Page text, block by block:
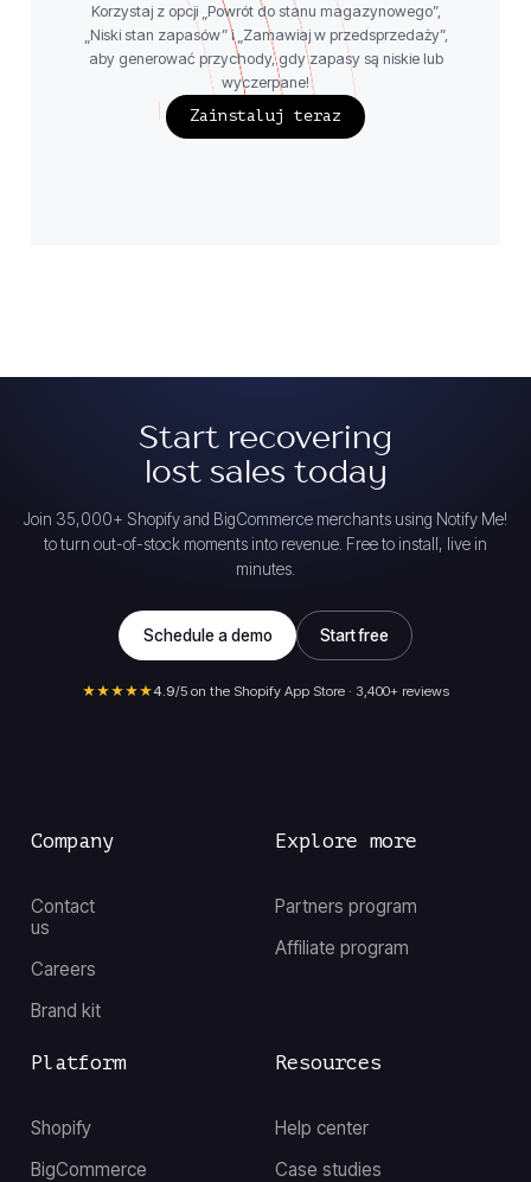
Korzystaj z opcji „Powrót do stanu magazynowego”,
„Niski stan zapasów” i „Zamawiaj w przedsprzedaży”,
aby generować przychody, gdy zapasy są niskie lub
wyczerpane!
Zainstaluj teraz
Start recovering
lost sales today
Join 35,000+ Shopify and BigCommerce merchants using Notify Me!
to turn out-of-stock moments into revenue. Free to install, live in
minutes.
Schedule a demo Start free
★★★★★4.9/5 on the Shopify App Store · 3,400+ reviews
Company
Contact
us
Careers
Brand kit
Resources
Help center
Case studies
Explore more
Partners program
Affiliate program
Platform
Shopify
BigCommerce